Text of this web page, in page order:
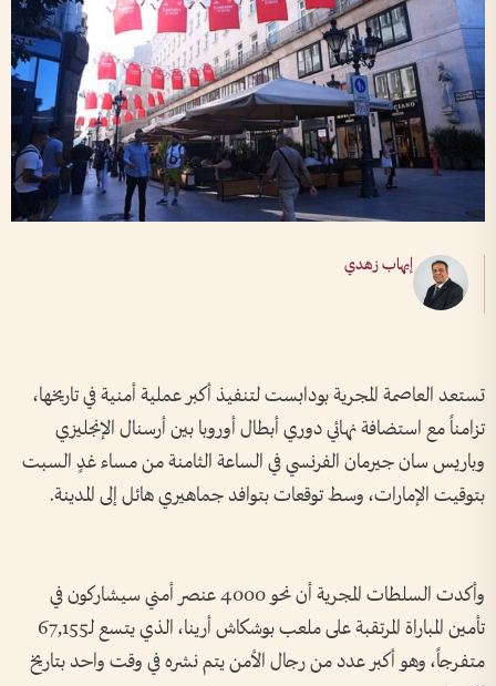
إيهاب زهدي
تستعد العاصمة المجرية بودابست لتنفيذ أكبر عملية أمنية في تاريخها،
تزامناً مع استضافة نهائي دوري أبطال أوروبا بين أرسنال الإنجليزي
وباريس سان جيرمان الفرنسي في الساعة الثامنة من مساء غدٍ السبت
بتوقيت الإمارات، وسط توقعات بتوافد جماهيري هائل إلى المدينة.
وأكدت السلطات المجرية أن نحو 4000 عنصر أمني سيشاركون في
تأمين المباراة المرتقبة على ملعب بوشكاش أرينا، الذي يتسع لـ67,155
متفرجاً، وهو أكبر عدد من رجال الأمن يتم نشره في وقت واحد بتاريخ